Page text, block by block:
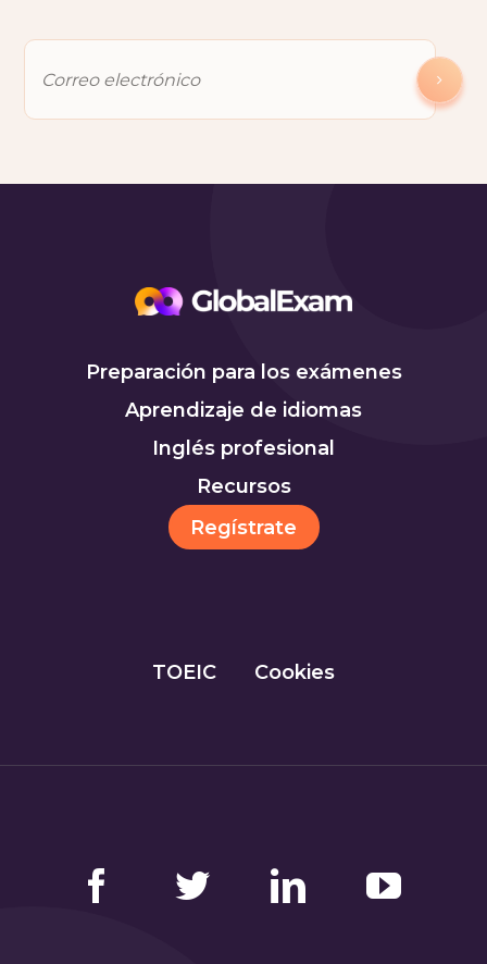
Preparación para los exámenes
Aprendizaje de idiomas
Inglés profesional
Recursos
Regístrate
TOEIC Cookies